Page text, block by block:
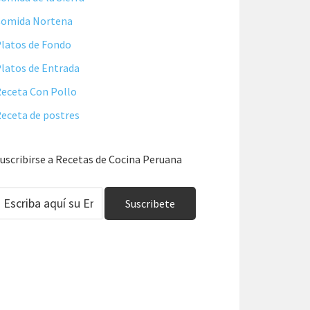
Nortena
de Fondo
de Entrada
Con Pollo
de postres
a Recetas de Cocina Peruana